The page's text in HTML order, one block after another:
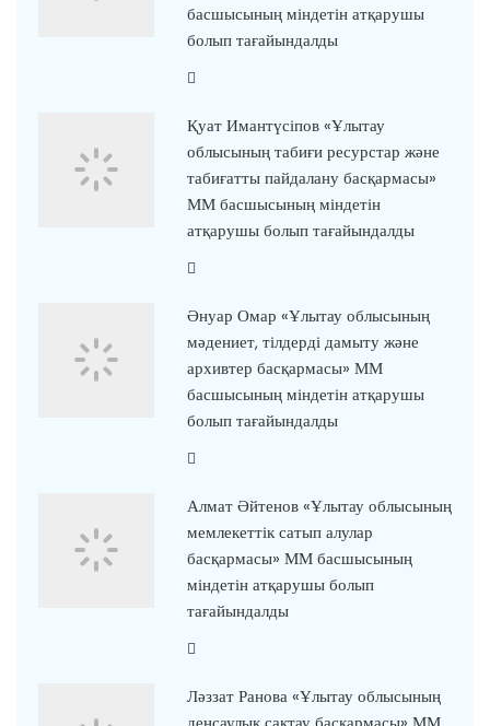
басшысының міндетін атқарушы
болып тағайындалды
Қуат Имантүсіпов «Ұлытау
облысының табиғи ресурстар және
табиғатты пайдалану басқармасы»
ММ басшысының міндетін
атқарушы болып тағайындалды
Әнуар Омар «Ұлытау облысының
мәдениет, тілдерді дамыту және
архивтер басқармасы» ММ
басшысының міндетін атқарушы
болып тағайындалды
Алмат Әйтенов «Ұлытау облысының
мемлекеттік сатып алулар
басқармасы» ММ басшысының
міндетін атқарушы болып
тағайындалды
Ләззат Ранова «Ұлытау облысының